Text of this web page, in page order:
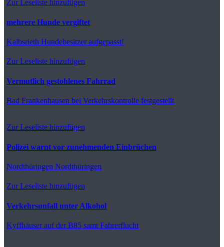
Zur Leseliste hinzufügen
mehrere Hunde vergiftet
Kalbsrieth Hundebesitzer aufgepasst!
Zur Leseliste hinzufügen
Vermutlich gestohlenes Fahrrad
Bad Frankenhausen bei Verkehrskontrolle festgestellt
Zur Leseliste hinzufügen
Polizei warnt vor zunehmenden Einbrüchen
Nordthüringen Nordthüringen
Zur Leseliste hinzufügen
Verkehrsunfall unter Alkohol
Kyffhäuserauf der B85 samt Fahrerflucht